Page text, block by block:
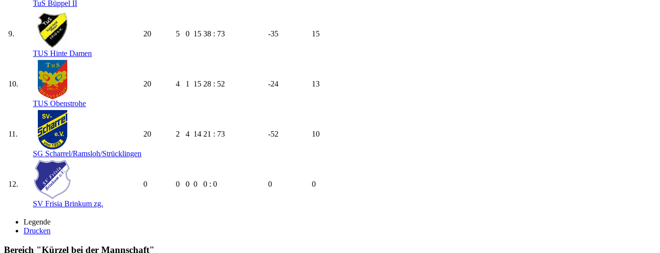
TuS Büppel II
9.
TUS Hinte Damen
20 5 0 15 38 : 73 -35 15
10.
TUS Obenstrohe
20 4 1 15 28 : 52 -24 13
11.
SG Scharrel/​Ramsloh/​Strücklingen
20 2 4 14 21 : 73 -52 10
12.
SV Frisia Brinkum zg.
0 0 0 0 0 : 0 0 0
Legende
Drucken
Bereich "Kürzel bei der Mannschaft"